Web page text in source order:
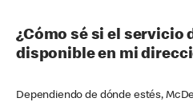
¿Cómo sé si el servicio
disponible en mi
Dependiendo de dónde estés,